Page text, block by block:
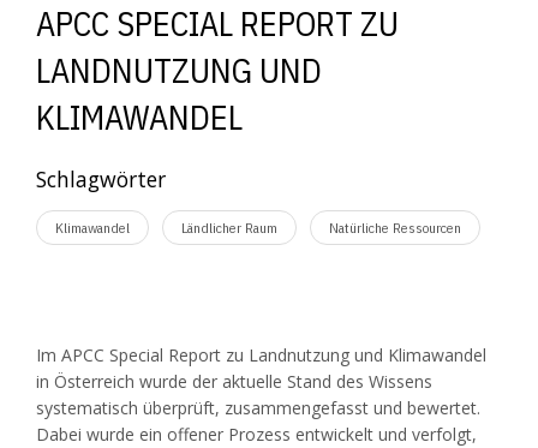
APCC SPECIAL REPORT ZU
LANDNUTZUNG UND
KLIMAWANDEL
Schlagwörter
Klimawandel Ländlicher Raum Natürliche Ressourcen
Im APCC Special Report zu Landnutzung und Klimawandel
in Österreich wurde der aktuelle Stand des Wissens
systematisch überprüft, zusammengefasst und bewertet.
Dabei wurde ein offener Prozess entwickelt und verfolgt,